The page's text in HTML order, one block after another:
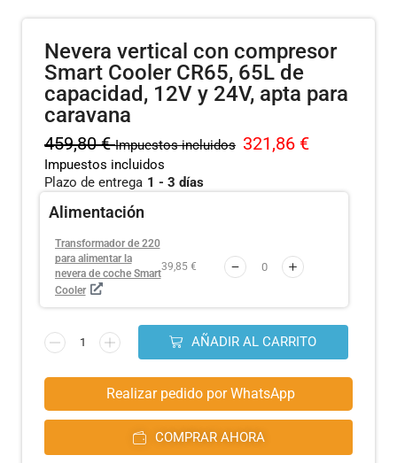
Nevera vertical con compresor
Smart Cooler CR65, 65L de
capacidad, 12V y 24V, apta para
caravana
459,80€ Impuestos incluidos 321,86 €
Impuestos incluidos
Plazo de entrega 1 - 3 días
Alimentación
Transformador de 220
para alimentar la
nevera de coche Smart
Cooler
39,85 €
AÑADIR AL CARRITO
Realizar pedido por WhatsApp
COMPRAR AHORA